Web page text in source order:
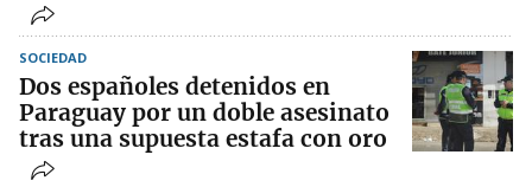
SOCIEDAD
Dos españoles detenidos en
Paraguay por un doble asesinato
tras una supuesta estafa con oro